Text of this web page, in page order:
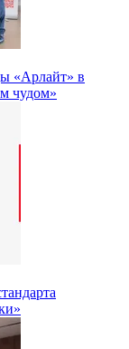
«Арлайт» в
чудом»